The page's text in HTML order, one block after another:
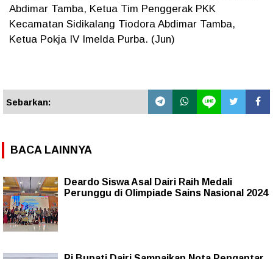
Abdimar Tamba, Ketua Tim Penggerak PKK
Kecamatan Sidikalang Tiodora Abdimar Tamba,
Ketua Pokja IV Imelda Purba. (Jun)
Sebarkan:
BACA LAINNYA
Deardo Siswa Asal Dairi Raih Medali
Perunggu di Olimpiade Sains Nasional 2024